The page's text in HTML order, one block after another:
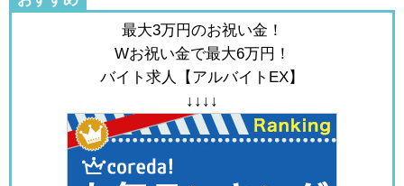
最大3万円のお祝い金！
Wお祝い金で最大6万円！
バイト求人【アルバイトEX】
↓↓↓↓